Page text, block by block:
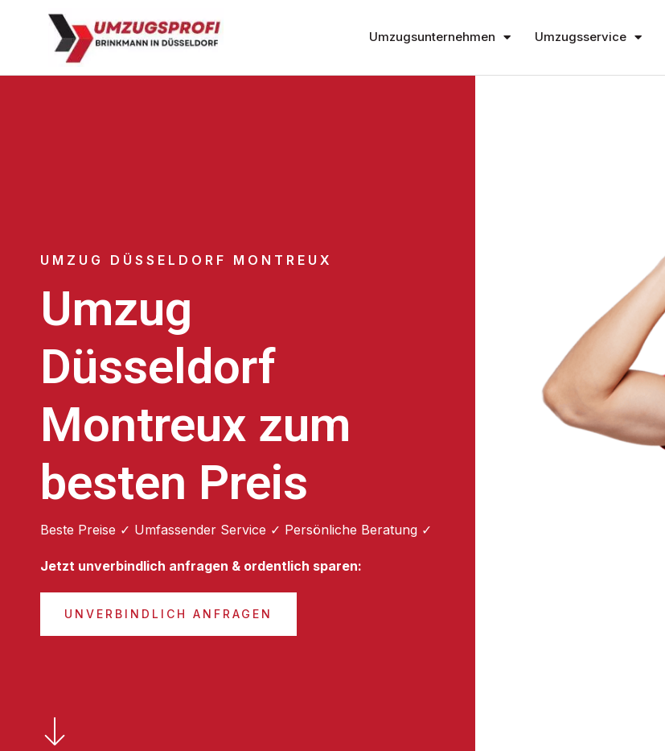
Umzugsunternehmen Umzugsservice
UMZUG DÜSSELDORF MONTREUX
Umzug
Düsseldorf
Montreux zum
besten Preis
Beste Preise ✓ Umfassender Service ✓ Persönliche Beratung ✓
Jetzt unverbindlich anfragen & ordentlich sparen:
UNVERBINDLICH ANFRAGEN